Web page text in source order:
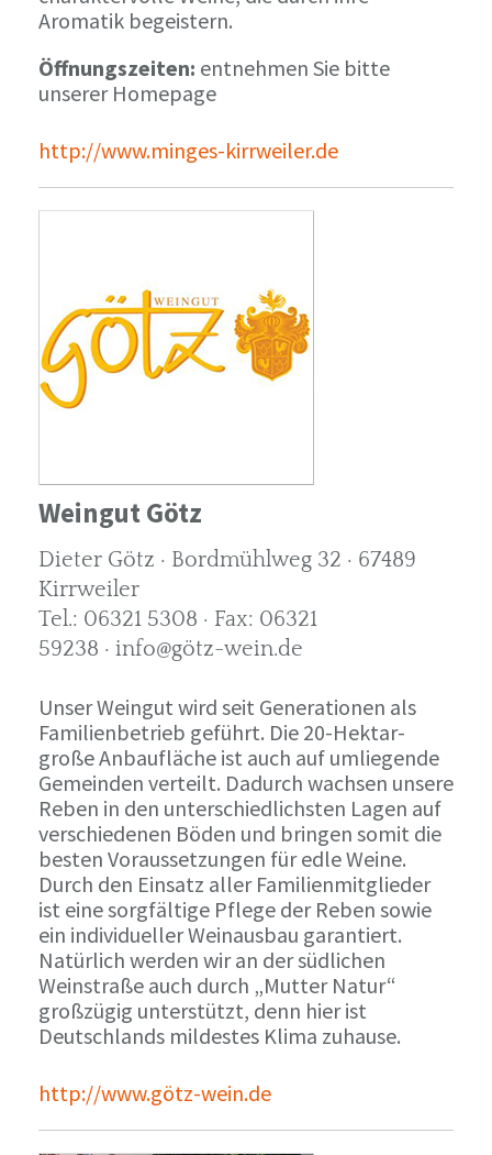
Aromatik begeistern.
Öffnungszeiten: entnehmen Sie bitte
unserer Homepage
http://www.minges-kirrweiler.de
Weingut Götz
Dieter Götz · Bordmühlweg 32 · 67489
Kirrweiler
Tel.: 06321 5308 · Fax: 06321
59238 · info@götz-wein.de
Unser Weingut wird seit Generationen als
Familienbetrieb geführt. Die 20-Hektar-
große Anbaufläche ist auch auf umliegende
Gemeinden verteilt. Dadurch wachsen unsere
Reben in den unterschiedlichsten Lagen auf
verschiedenen Böden und bringen somit die
besten Voraussetzungen für edle Weine.
Durch den Einsatz aller Familienmitglieder
ist eine sorgfältige Pflege der Reben sowie
ein individueller Weinausbau garantiert.
Natürlich werden wir an der südlichen
Weinstraße auch durch „Mutter Natur“
großzügig unterstützt, denn hier ist
Deutschlands mildestes Klima zuhause.
http://www.götz-wein.de